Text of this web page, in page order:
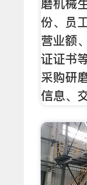
磨机械
份、员
营业额
证证书
采购研
信息、